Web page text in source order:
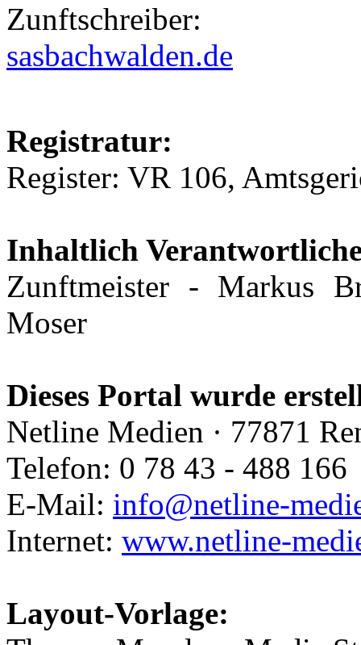
sasbachwalden.de
Registratur:
Register: VR 106,
Inhaltlich
Zunftmeister - Markus
Moser
Dieses Portal wurde
Netline Medien · 77871
Telefon: 0 78 43 - 488 166
E-Mail: info@netline-
Internet: www.netline-
Layout-Vorlage: